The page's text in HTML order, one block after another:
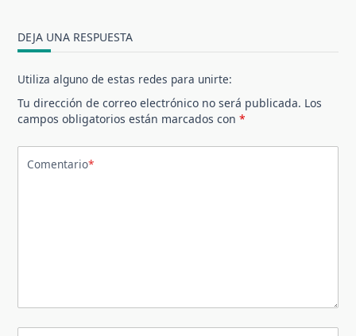
DEJA UNA RESPUESTA
Utiliza alguno de estas redes para unirte:
Tu dirección de correo electrónico no será publicada. Los
campos obligatorios están marcados con*
Comentario*